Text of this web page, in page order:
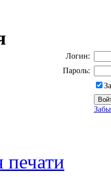
Логин:
Пароль:
печати